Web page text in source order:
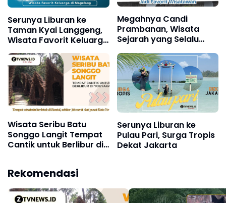
Serunya Liburan ke
Taman Kyai Langgeng,
Wisata Favorit Keluarga
di Magelang
Megahnya Candi
Prambanan, Wisata
Sejarah yang Selalu
Wisata Seribu Batu
Songgo Langit Tempat
Cantik untuk Berlibur di
Serunya Liburan ke
Pulau Pari, Surga Tropis
Dekat Jakarta
Rekomendasi